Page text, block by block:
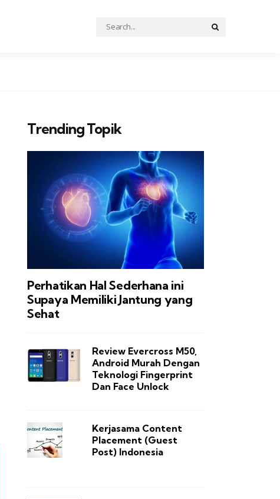
Search
for:
Trending Topik
Perhatikan Hal Sederhana ini
Supaya Memiliki Jantung yang
Sehat
Review Evercross M50,
Android Murah Dengan
Teknologi Fingerprint
Dan Face Unlock
Kerjasama Content
Placement (Guest
Post) Indonesia